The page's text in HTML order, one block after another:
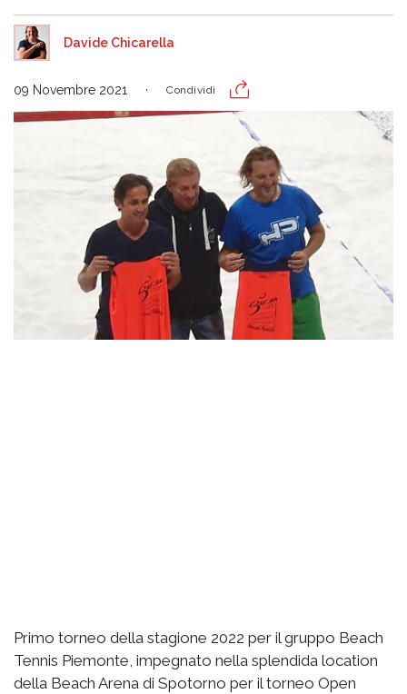
Davide Chicarella
09 Novembre 2021 Condividi
Primo torneo della stagione 2022 per il gruppo Beach
Tennis Piemonte, impegnato nella splendida location
della Beach Arena di Spotorno per il torneo Open